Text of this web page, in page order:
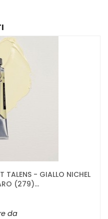
TALENS - GIALLO NICHEL
(279)...
da